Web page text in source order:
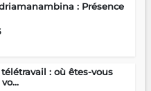
: Présence
: où êtes-vous